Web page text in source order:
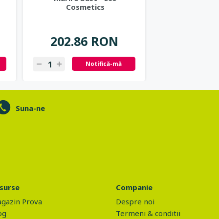
Cosmetics
202.86 RON
Notifică-mă
Suna-ne
Prova
Companie
Despre noi
Termeni & conditii